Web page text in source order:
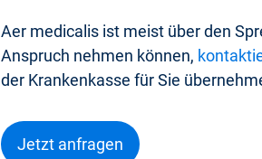
Aer medicalis ist meist über den
Anspruch nehmen können,
der Krankenkasse für Sie
Jetzt anfragen